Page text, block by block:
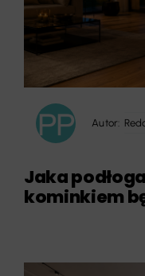
Autor:
Jaka
kominkiem